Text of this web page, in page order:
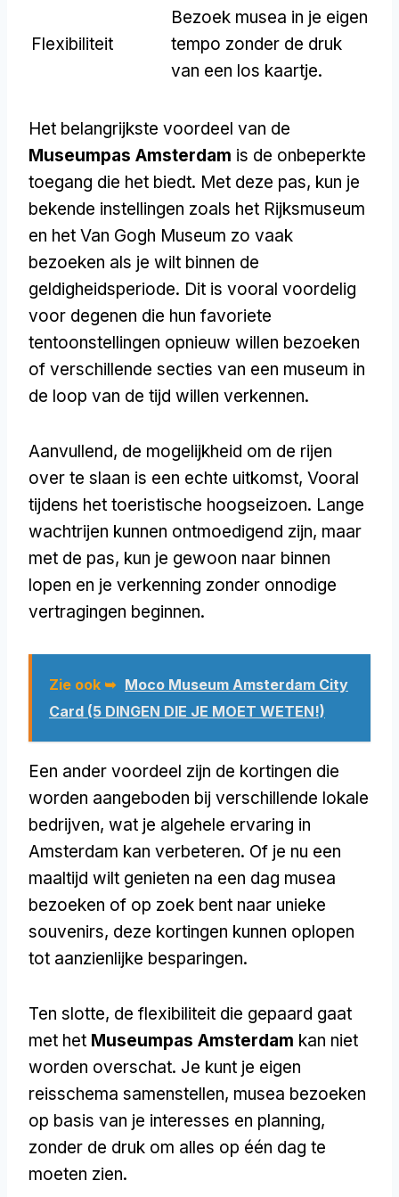
Flexibiliteit
Bezoek musea in je eigen
tempo zonder de druk
van een los kaartje.
Het belangrijkste voordeel van de
Museumpas Amsterdam is de onbeperkte
toegang die het biedt. Met deze pas, kun je
bekende instellingen zoals het Rijksmuseum
en het Van Gogh Museum zo vaak
bezoeken als je wilt binnen de
geldigheidsperiode. Dit is vooral voordelig
voor degenen die hun favoriete
tentoonstellingen opnieuw willen bezoeken
of verschillende secties van een museum in
de loop van de tijd willen verkennen.
Aanvullend, de mogelijkheid om de rijen
over te slaan is een echte uitkomst, Vooral
tijdens het toeristische hoogseizoen. Lange
wachtrijen kunnen ontmoedigend zijn, maar
met de pas, kun je gewoon naar binnen
lopen en je verkenning zonder onnodige
vertragingen beginnen.
Zie ook ➥ Moco Museum Amsterdam City
Card (5 DINGEN DIE JE MOET WETEN!)
Een ander voordeel zijn de kortingen die
worden aangeboden bij verschillende lokale
bedrijven, wat je algehele ervaring in
Amsterdam kan verbeteren. Of je nu een
maaltijd wilt genieten na een dag musea
bezoeken of op zoek bent naar unieke
souvenirs, deze kortingen kunnen oplopen
tot aanzienlijke besparingen.
Ten slotte, de flexibiliteit die gepaard gaat
met het Museumpas Amsterdam kan niet
worden overschat. Je kunt je eigen
reisschema samenstellen, musea bezoeken
op basis van je interesses en planning,
zonder de druk om alles op één dag te
moeten zien.